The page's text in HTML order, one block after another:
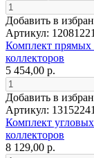
Добавить в
Артикул:
Комплект прямых
коллекторов
5 454,00 р.
Добавить в
Артикул:
Комплект
коллекторов
8 129,00 р.